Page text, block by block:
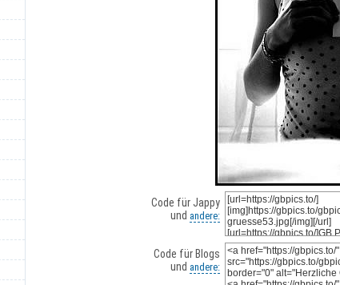
Code für Jappy
und andere:
Code für Blogs
und andere: